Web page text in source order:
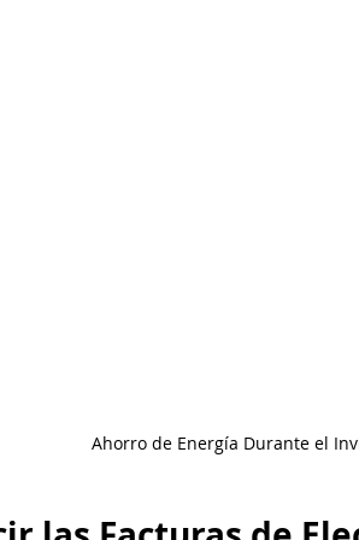
Ahorro de Energía Durante el